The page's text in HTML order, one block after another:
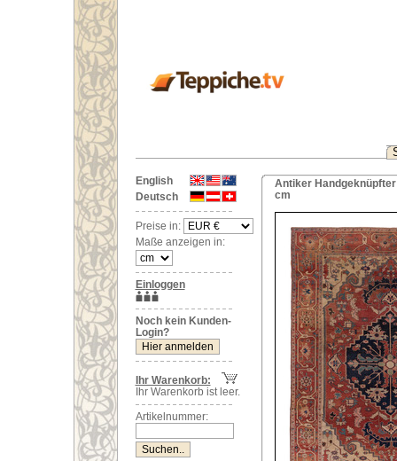
English
Deutsch
Preise in:
Maße anzeigen in:
Einloggen
Noch kein Kunden-
Login?
Ihr Warenkorb:
Ihr Warenkorb ist leer.
Artikelnummer:
Antiker Handgeknüpfter
cm